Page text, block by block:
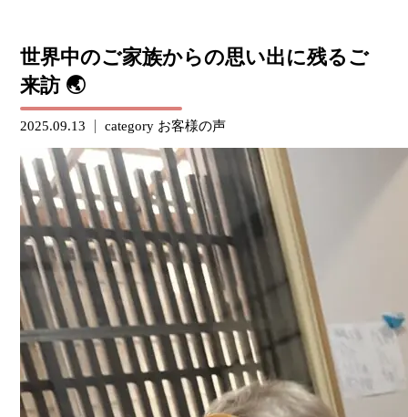
世界中のご家族からの思い出に残るご
来訪 🌏
2025.09.13 category お客様の声